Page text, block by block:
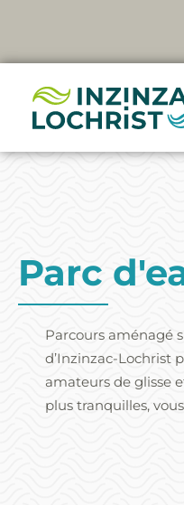
contenu
Parc
Parcours aménagé
d’Inzinzac-Lochrist
amateurs de glisse
plus tranquilles,